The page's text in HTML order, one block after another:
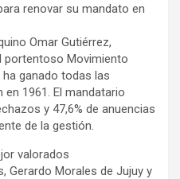
renovar su mandato en
Omar Gutiérrez,
portentoso Movimiento
ha ganado todas las
1961. El mandatario
y 47,6% de anuencias
de la gestión.
valorados
Gerardo Morales de Jujuy y